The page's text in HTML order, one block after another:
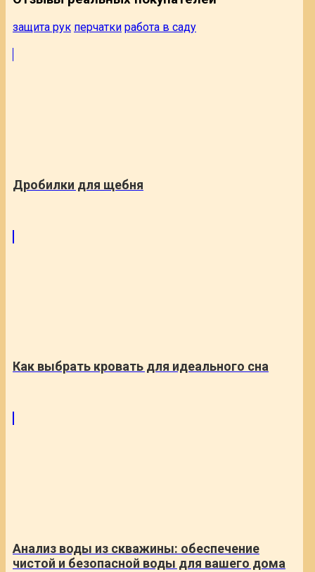
защита рук перчатки работа в саду
Дробилки для щебня
Как выбрать кровать для идеального сна
Анализ воды из скважины: обеспечение
чистой и безопасной воды для вашего дома